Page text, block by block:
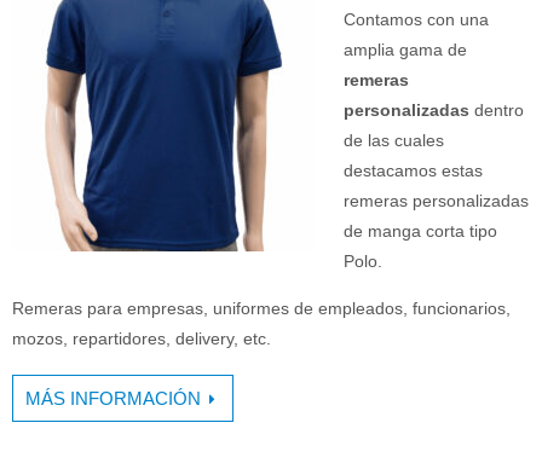
Contamos con una
amplia gama de
remeras
personalizadas dentro
de las cuales
destacamos estas
remeras personalizadas
de manga corta tipo
Polo.
Remeras para empresas, uniformes de empleados, funcionarios,
mozos, repartidores, delivery, etc.
MÁS INFORMACIÓN